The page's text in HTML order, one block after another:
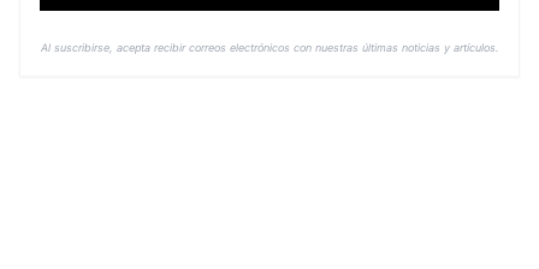
Al suscribirse, acepta recibir correos electrónicos con nuestras últimas noticias y artículos.